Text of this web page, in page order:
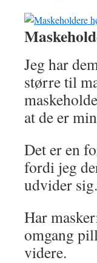
Jeg har
større til
at de er
Det er en
fordi jeg
udvider sig.
Har
omgang
videre.